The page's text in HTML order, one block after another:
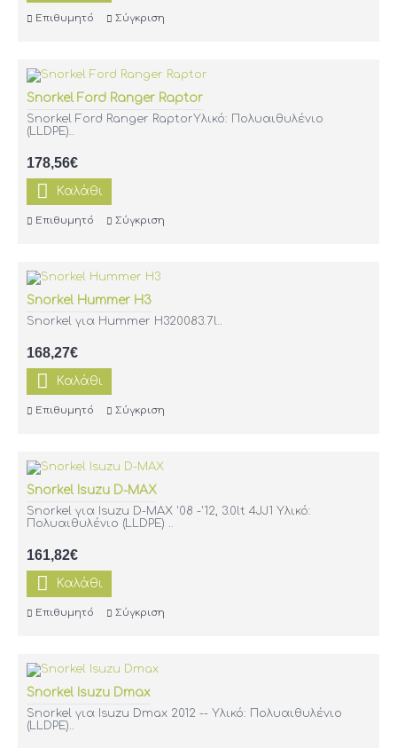
Επιθυμητό Σύγκριση
Snorkel Ford Ranger Raptor
Snorkel Ford Ranger RaptorΥλικό: Πολυαιθυλένιο
(LLDPE)..
178,56€
Καλάθι
Επιθυμητό Σύγκριση
Snorkel Hummer H3
Snorkel για Hummer H320083.7l..
168,27€
Καλάθι
Επιθυμητό Σύγκριση
Snorkel Isuzu D-MAX
Snorkel για Isuzu D-MAX '08 -'12, 3.0lt 4JJ1 Υλικό:
Πολυαιθυλένιο (LLDPE) ..
161,82€
Καλάθι
Επιθυμητό Σύγκριση
Snorkel Isuzu Dmax
Snorkel για Isuzu Dmax 2012 -- Υλικό: Πολυαιθυλένιο
(LLDPE)..